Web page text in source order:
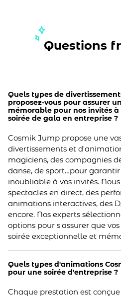
Questions
Quels types de
proposez-vous pour assurer
mémorable pour nos invités à
soirée de gala en entreprise ?
Cosmik Jump propose une
divertissements et
magiciens, des compagnies
danse, de sport…pour
inoubliable à vos invités.
spectacles en direct, des
animations interactives, des
encore. Nos experts
options pour s'assurer que
soirée exceptionnelle et
Quels types d'animations
pour une soirée d'entreprise ?
Chaque prestation est